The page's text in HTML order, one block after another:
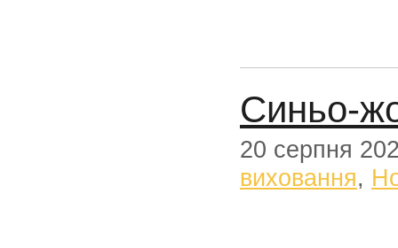
Синьо-
20 серпня
виховання,